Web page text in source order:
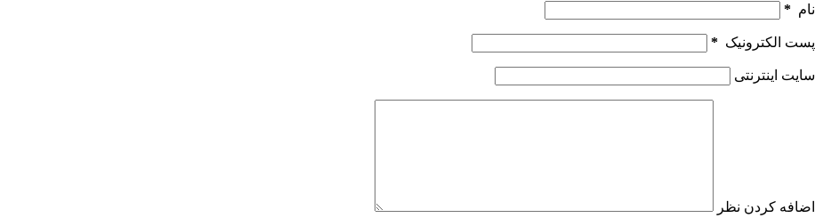
نام *
پست الکترونیک *
سایت اینترنتی
اضافه کردن نظر